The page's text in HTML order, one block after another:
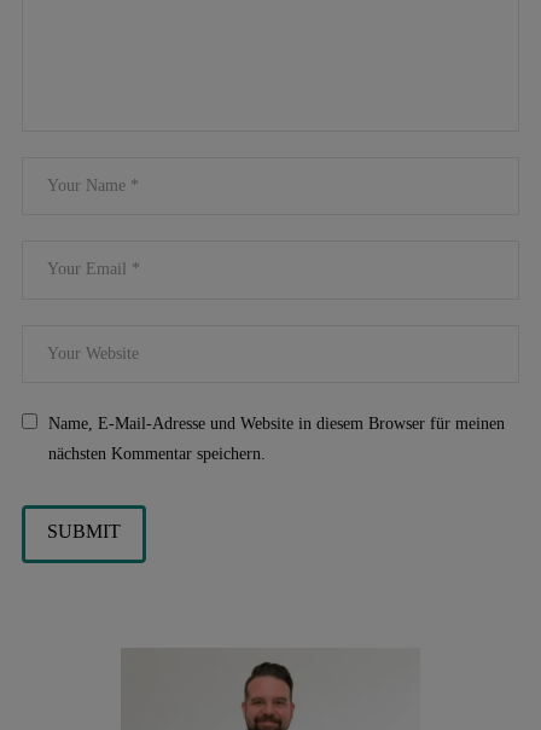
Name, E-Mail-Adresse und Website in diesem Browser für meinen
nächsten Kommentar speichern.